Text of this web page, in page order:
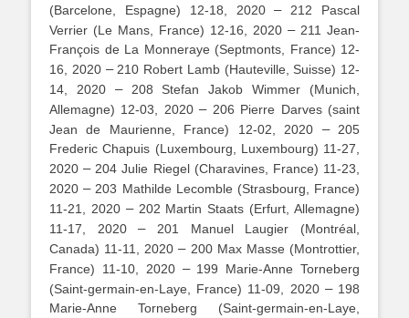
(Barcelone, Espagne) 12-18, 2020– 212 Pascal
Verrier (Le Mans, France) 12-16, 2020 – 211 Jean-
François de La Monneraye (Septmonts, France) 12-
16, 2020– 210 Robert Lamb (Hauteville, Suisse) 12-
14, 2020–
208 Stefan Jakob Wimmer (Munich,
Allemagne) 12-03, 2020– 206 Pierre Darves (saint
Jean de Maurienne, France) 12-02, 2020 – 205
Frederic Chapuis (Luxembourg, Luxembourg) 11-27,
2020 – 204 Julie Riegel (Charavines, France) 11-23,
2020 – 203 Mathilde Lecomble (Strasbourg, France)
11-21, 2020– 202 Martin Staats (Erfurt, Allemagne)
11-17, 2020– 201 Manuel Laugier (Montréal,
Canada) 11-11, 2020 – 200 Max Masse (Montrottier,
France) 11-10, 2020– 199 Marie-Anne Torneberg
(Saint-germain-en-Laye, France) 11-09, 2020– 198
Marie-Anne Torneberg (Saint-germain-en-Laye,